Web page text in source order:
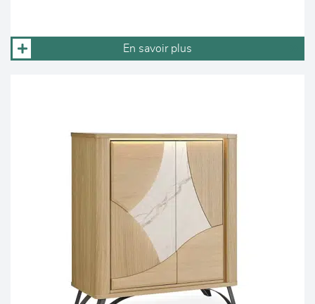
En savoir plus